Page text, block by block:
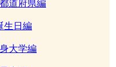
道府県編
日編
大学編